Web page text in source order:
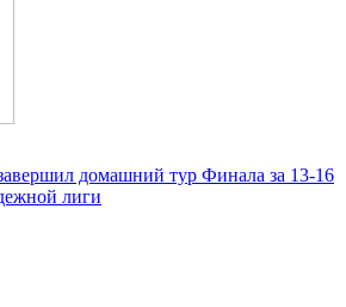
домашний тур Финала за 13-16
лиги